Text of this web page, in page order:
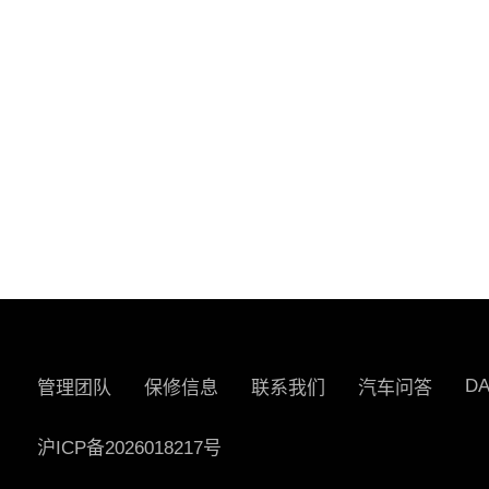
管理团队 保修信息 联系我们 汽车问答
沪ICP备2026018217号